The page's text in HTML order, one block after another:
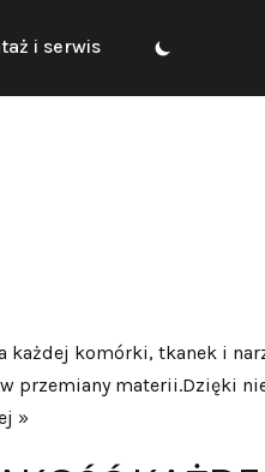
i serwis
każdej komórki, tkanek i
przemiany materii.Dzięki
»